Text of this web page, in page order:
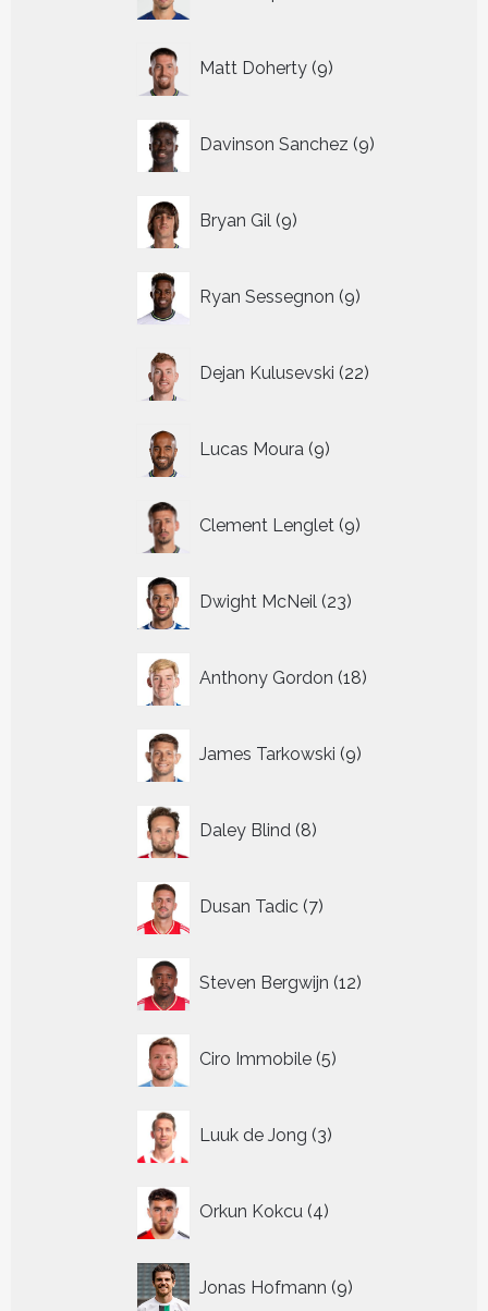
Matt Doherty 9
producten
Davinson Sanchez 9
producten
Bryan Gil 9
producten
Ryan Sessegnon 9
producten
Dejan Kulusevski 22
producten
Lucas Moura 9
producten
Clement Lenglet 9
producten
Dwight McNeil 23
producten
Anthony Gordon 18
producten
James Tarkowski 9
producten
Daley Blind 8
producten
Dusan Tadic 7
producten
Steven Bergwijn 12
producten
Ciro Immobile 5
producten
Luuk de Jong 3
producten
Orkun Kokcu 4
producten
Jonas Hofmann 9
producten